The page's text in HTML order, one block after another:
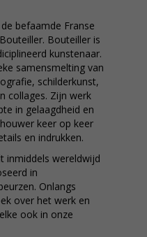
befaamde Franse
Bouteiller is
kunstenaar.
samensmelting van
schilderkunst,
collages. Zijn werk
in gelaagdheid en
keer op keer
en indrukken.
inmiddels wereldwijd
in
Onlangs
over het werk en
ook in onze